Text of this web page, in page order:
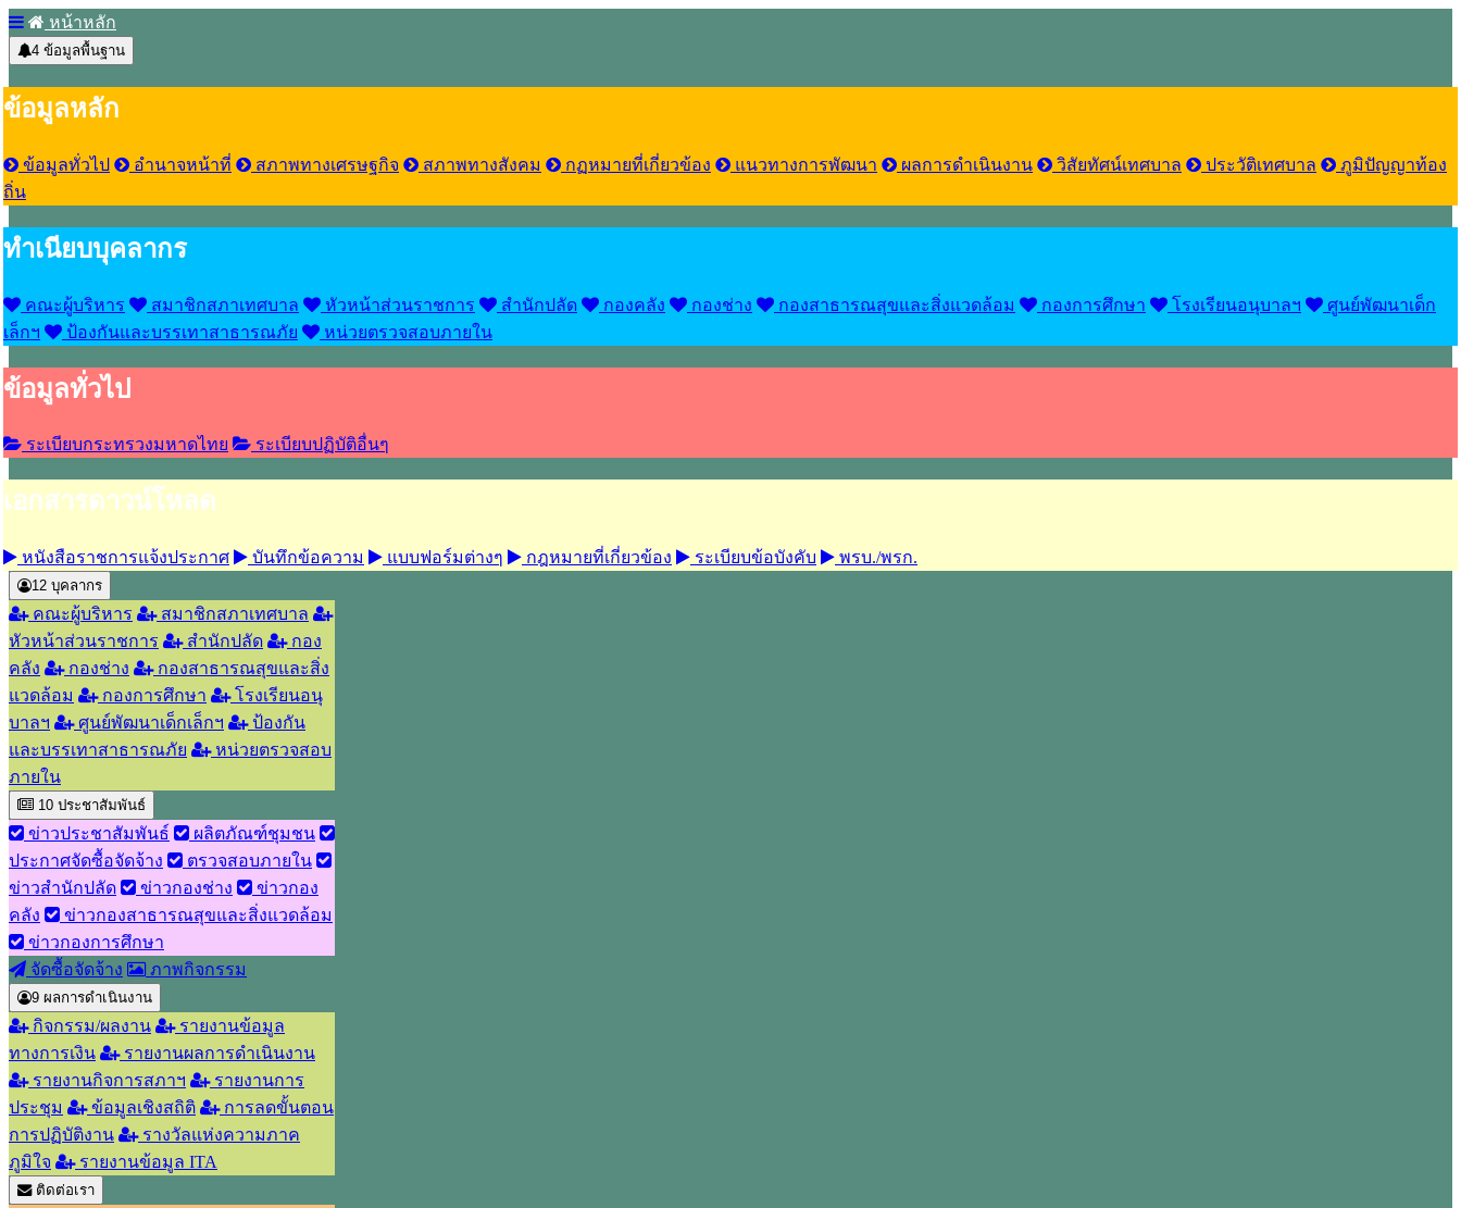
หน้าหลัก
4 ข้อมูลพื้นฐาน
ข้อมูลหลัก
ข้อมูลทั่วไป อำนาจหน้าที่ สภาพทางเศรษฐกิจ สภาพทางสังคม กฏหมายที่เกี่ยวข้อง แนวทางการพัฒนา ผลการดำเนินงาน วิสัยทัศน์เทศบาล ประวัติเทศบาล
ภูมิปัญญาท้อง
ถิ่น
ทำเนียบบุคลากร
คณะผู้บริหาร สมาชิกสภาเทศบาล หัวหน้าส่วนราชการ สำนักปลัด กองคลัง กองช่าง กองสาธารณสุขและสิ่งแวดล้อม กองการศึกษา โรงเรียนอนุบาลฯ
ศูนย์พัฒนาเด็ก
เล็กฯ
ป้องกันและบรรเทาสาธารณภัย หน่วยตรวจสอบภายใน
ข้อมูลทั่วไป
ระเบียบกระทรวงมหาดไทย ระเบียบปฏิบัติอื่นๆ
เอกสารดาวน์โหลด
หนังสือราชการแจ้งประกาศ บันทึกข้อความ แบบฟอร์มต่างๆ กฎหมายที่เกี่ยวข้อง ระเบียบข้อบังคับ พรบ./พรก.
12 บุคลากร
คณะผู้บริหาร
สมาชิกสภาเทศบาล
หัวหน้าส่วนราชการ
สำนักปลัด
กอง
คลัง
กองช่าง
กองสาธารณสุขและสิ่ง
แวดล้อม
กองการศึกษา
โรงเรียนอนุ
บาลฯ
ศูนย์พัฒนาเด็กเล็กฯ
ป้องกัน
และบรรเทาสาธารณภัย
หน่วยตรวจสอบ
ภายใน
10 ประชาสัมพันธ์
ข่าวประชาสัมพันธ์
ผลิตภัณฑ์ชุมชน
ประกาศจัดซื้อจัดจ้าง
ตรวจสอบภายใน
ข่าวสำนักปลัด
ข่าวกองช่าง
ข่าวกอง
คลัง
ข่าวกองสาธารณสุขและสิ่งแวดล้อม
ข่าวกองการศึกษา
จัดซื้อจัดจ้าง
ภาพกิจกรรม
9 ผลการดำเนินงาน
กิจกรรม/ผลงาน
รายงานข้อมูล
ทางการเงิน
รายงานผลการดำเนินงาน
รายงานกิจการสภาฯ
รายงานการ
ประชุม
ข้อมูลเชิงสถิติ
การลดขั้นตอน
การปฏิบัติงาน
รางวัลแห่งความภาค
ภูมิใจ
รายงานข้อมูล ITA
ติดต่อเรา